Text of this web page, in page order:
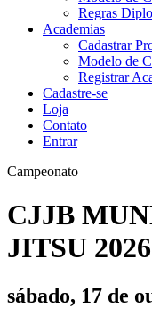
Regras
Academias
Cadastrar
Modelo de
Registrar
Cadastre-se
Loja
Contato
Entrar
Campeonato
CJJB
JITSU 2026
sábado, 17 de